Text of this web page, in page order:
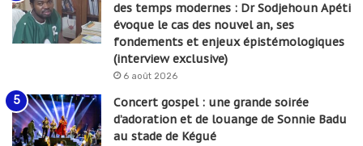
des temps modernes : Dr Sodjehoun Apéti
évoque le cas des nouvel an, ses
fondements et enjeux épistémologiques
(interview exclusive)
6 août 2026
Concert gospel : une grande soirée
d’adoration et de louange de Sonnie Badu
au stade de Kégué